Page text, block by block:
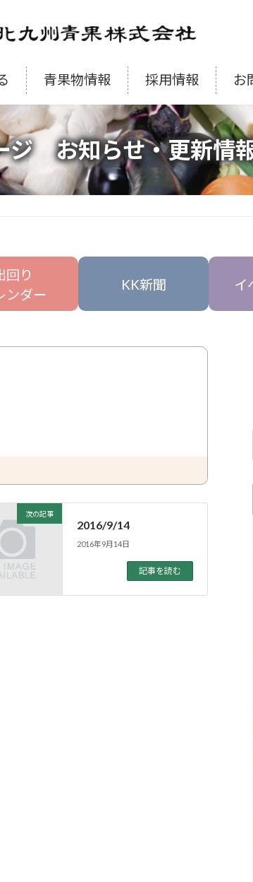
青果物情報 採用情報 お
ジ お知らせ・更新情
回り
ンダー
KK新聞 イ
次の記事
2016/9/14
2016年9月14日
記事を読む